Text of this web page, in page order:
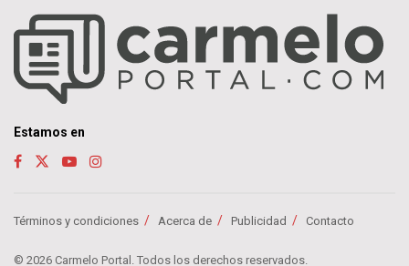
Estamos en
Términos y condiciones Acerca de Publicidad Contacto
© 2026 Carmelo Portal. Todos los derechos reservados.